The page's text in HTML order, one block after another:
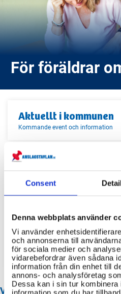
Consent
Denna webbplats använder
Vi använder
och annonserna till
för sociala medier och
vidarebefordrar även sådana
information från din enhet till
annons- och analysföretag
Dessa kan i sin tur kombinera
För föräldrar
Aktuellt i kommunen
Kommande event och information
Servicekontor
Idrottsanläggningar
Återvinningscentraler
VANLIGA FRÅGOR OM